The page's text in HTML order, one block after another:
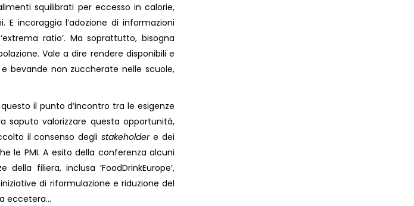
squilibrati per eccesso in calorie,
incoraggia l’adozione di informazioni
ratio’. Ma soprattutto, bisogna
Vale a dire rendere disponibili e
bevande non zuccherate nelle scuole,
il punto d’incontro tra le esigenze
saputo valorizzare questa opportunità,
il consenso deglistakeholdere dei
le PMI. A esito della conferenza alcuni
filiera, inclusa ‘FoodDrinkEurope’,
di riformulazione e riduzione del
eccetera…